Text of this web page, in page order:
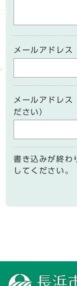
メールアドレス
メールアドレス
ださい）
書き込みが終わ
してください。